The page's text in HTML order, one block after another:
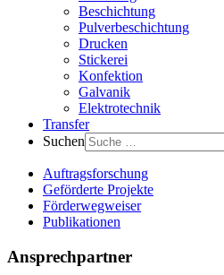
Beschichtung
Pulverbeschichtung
Drucken
Stickerei
Konfektion
Galvanik
Elektrotechnik
Transfer
Suchen
Auftragsforschung
Geförderte Projekte
Förderwegweiser
Publikationen
Ansprechpartner